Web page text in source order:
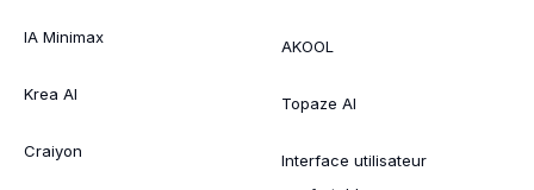
IA Minimax
Krea AI
Craiyon
AKOOL
Topaze AI
Interface utilisateur